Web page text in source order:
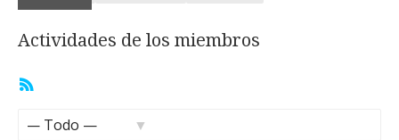
Actividades de los miembros